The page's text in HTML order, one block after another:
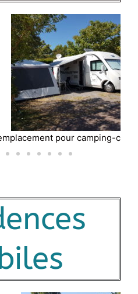
camping-car + tente